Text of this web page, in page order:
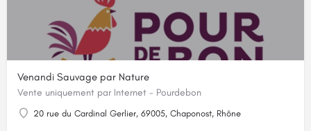
Venandi Sauvage par Nature
Vente uniquement par Internet - Pourdebon
20 rue du Cardinal Gerlier, 69005, Chaponost, Rhône